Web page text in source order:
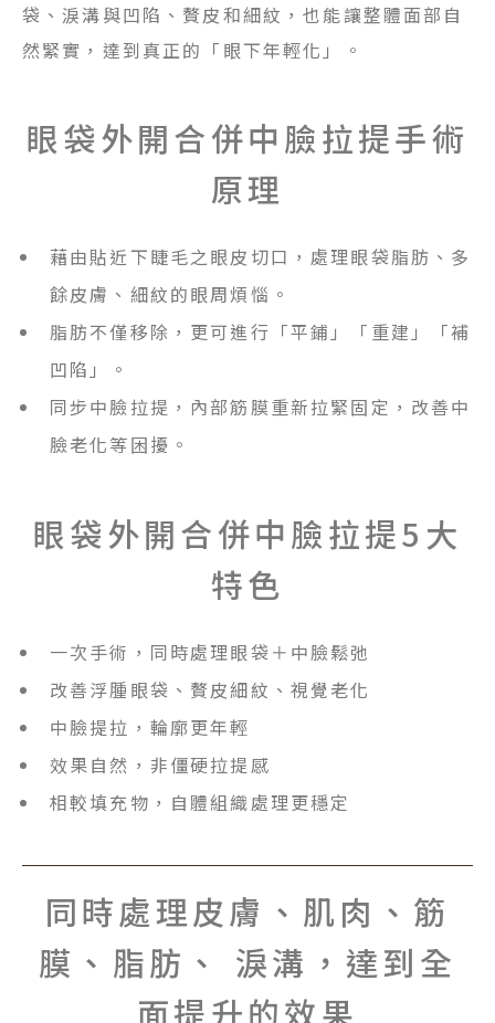
袋、淚溝與凹陷、贅皮和細紋，也能讓整體面部自
然緊實，達到真正的「眼下年輕化」。
眼袋外開合併中臉拉提手術
原理
藉由貼近下睫毛之眼皮切口，處理眼袋脂肪、多
餘皮膚、細紋的眼周煩惱。
脂肪不僅移除，更可進行「平鋪」「重建」「補
凹陷」。
同步中臉拉提，內部筋膜重新拉緊固定，改善中
臉老化等困擾。
眼袋外開合併中臉拉提5大
特色
一次手術，同時處理眼袋＋中臉鬆弛
改善浮腫眼袋、贅皮細紋、視覺老化
中臉提拉，輪廓更年輕
效果自然，非僵硬拉提感
相較填充物，自體組織處理更穩定
同時處理皮膚、肌肉、筋
膜、脂肪、 淚溝，達到全
面提升的效果